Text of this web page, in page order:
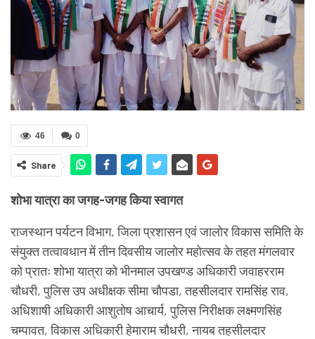
0
46
Share
शोभा यात्रा का जगह-जगह किया स्वागत
राजस्थान पर्यटन विभाग, जिला प्रशासन एवं जालोर विकास समिति के
संयुक्त तत्वावधान में तीन दिवसीय जालोर महोत्सव के तहत मंगलवार
को प्रातः शोभा यात्रा को भीनमाल उपखण्ड अधिकारी जवाहरराम
चौधरी, पुलिस उप अधीक्षक सीमा चौपडा, तहसीलदार रामसिंह राव,
अधिशाषी अधिकारी आशुतोष आचार्य, पुलिस निरीक्षक लक्ष्मणसिंह
चम्पावत, विकास अधिकारी हेमाराम चौधरी, नायब तहसीलदार